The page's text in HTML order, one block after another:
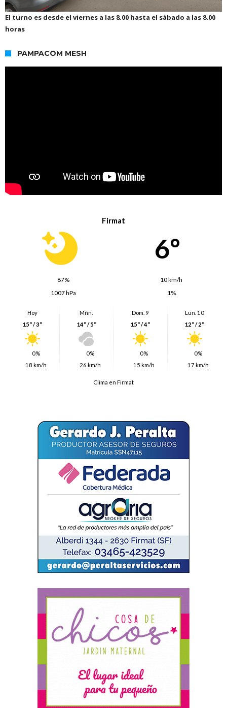
El turno es desde el viernes a las 8.00 hasta el sábado a las 8.00
horas
PAMPACOM MESH
Firmat
6º
87%
10 km/h
1007 hPa
1%
Hoy
15º / 3º
0%
18 km/h
Mñn.
14º / 5º
0%
26 km/h
Dom. 9
15º / 4º
0%
15 km/h
Lun. 10
12º / 2º
0%
17 km/h
Clima en Firmat